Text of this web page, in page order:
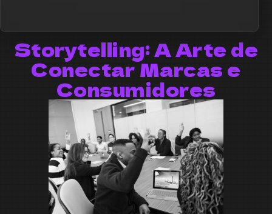
Storytelling: A Arte de
Conectar Marcas e
Consumidores